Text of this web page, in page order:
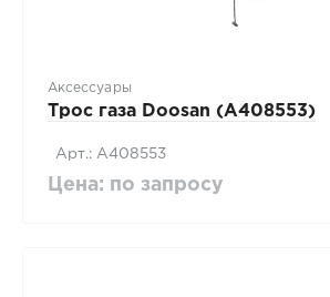
Аксессуары
Трос газа Doosan (A408553)
Арт.: A408553
Цена: по запросу